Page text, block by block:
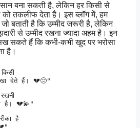
बना सकती है, लेकिन हर किसी से
को तकलीफ देता है। इस ब्लॉग में, हम
बताती है कि उम्मीद जरूरी है, लेकिन
से उम्मीद रखना ज्यादा अहम है। इन
सकते हैं कि कभी-कभी खुद पर भरोसा
है।
देते हैं। 💔😔"
है। 💔💫"
है